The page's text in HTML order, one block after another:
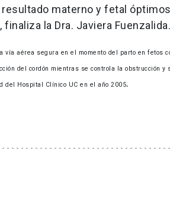
materno y fetal
la Dra. Javiera Fuenzalida.
aérea segura en el momento del parto en fetos
del cordón mientras se controla la obstrucción y
del Hospital Clínico UC en el año 2005.